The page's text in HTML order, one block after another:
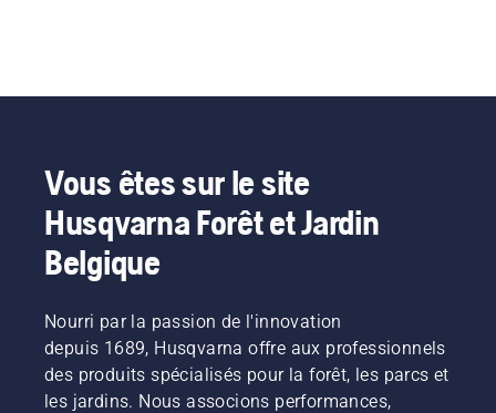
Vous êtes sur le site
Husqvarna Forêt et Jardin
Belgique
Nourri par la passion de l'innovation
depuis 1689, Husqvarna offre aux professionnels
des produits spécialisés pour la forêt, les parcs et
les jardins. Nous associons performances,